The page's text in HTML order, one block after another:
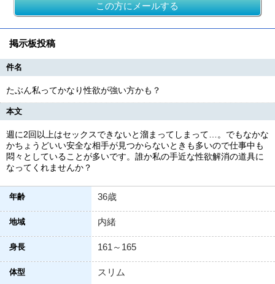
この方にメールする
掲示板投稿
件名
たぶん私ってかなり性欲が強い方かも？
本文
週に2回以上はセックスできないと溜まってしまって…。でもなかな
かちょうどいい安全な相手が見つからないときも多いので仕事中も
悶々としていることが多いです。誰か私の手近な性欲解消の道具に
なってくれませんか？
年齢 36歳
地域 内緒
身長 161～165
体型 スリム